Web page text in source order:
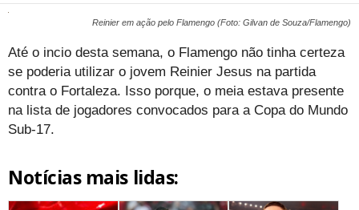
Reinier em ação pelo Flamengo (Foto: Gilvan de Souza/Flamengo)
Até o incio desta semana, o Flamengo não tinha certeza
se poderia utilizar o jovem Reinier Jesus na partida
contra o Fortaleza. Isso porque, o meia estava presente
na lista de jogadores convocados para a Copa do Mundo
Sub-17.
Notícias mais lidas: